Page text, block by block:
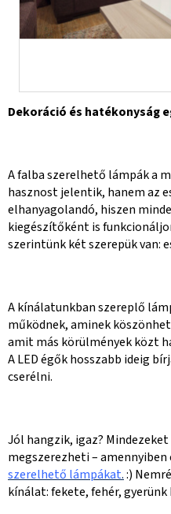
Dekoráció és hatékonyság
A falba szerelhető lámpák a
hasznost jelentik, hanem az
elhanyagolandó, hiszen
kiegészítőként is
szerintünk két szerepük van:
A kínálatunkban szereplő
működnek, aminek
amit más körülmények közt
A LED égők hosszabb ideig
cserélni.
Jól hangzik, igaz?
megszerezheti –
szerelhető lámpákat.:)
kínálat: fekete, fehér,